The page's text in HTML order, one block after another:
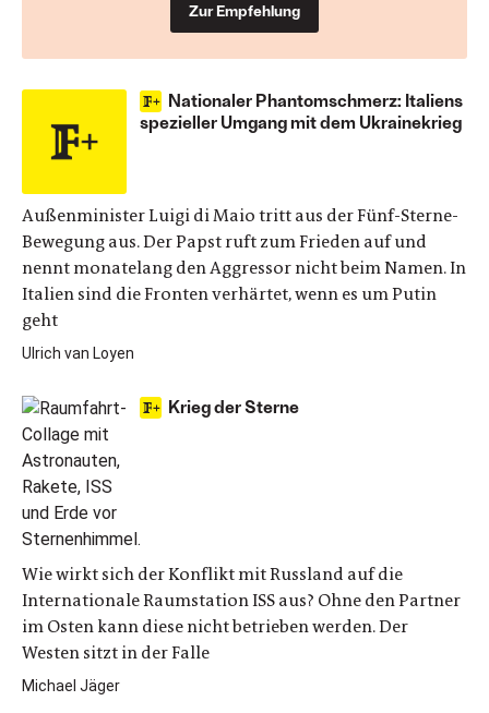
Nationaler Phantomschmerz: Italiens
spezieller Umgang mit dem Ukrainekrieg
Außenminister Luigi di Maio tritt aus der Fünf-Sterne-
Bewegung aus. Der Papst ruft zum Frieden auf und
nennt monatelang den Aggressor nicht beim Namen. In
Italien sind die Fronten verhärtet, wenn es um Putin
geht
Ulrich van Loyen
Krieg der Sterne
Wie wirkt sich der Konflikt mit Russland auf die
Internationale Raumstation ISS aus? Ohne den Partner
im Osten kann diese nicht betrieben werden. Der
Westen sitzt in der Falle
Michael Jäger
Zur Empfehlung